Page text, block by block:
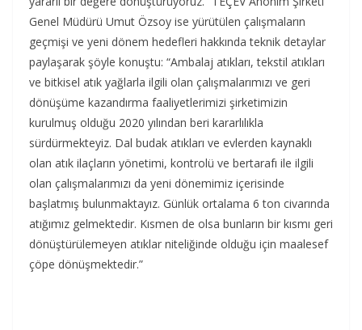
Genel Müdürü Umut Özsoy ise yürütülen çalışmaların
geçmişi ve yeni dönem hedefleri hakkında teknik detaylar
paylaşarak şöyle konuştu: “Ambalaj atıkları, tekstil atıkları
ve bitkisel atık yağlarla ilgili olan çalışmalarımızı ve geri
dönüşüme kazandırma faaliyetlerimizi şirketimizin
kurulmuş olduğu 2020 yılından beri kararlılıkla
sürdürmekteyiz. Dal budak atıkları ve evlerden kaynaklı
olan atık ilaçların yönetimi, kontrolü ve bertarafı ile ilgili
olan çalışmalarımızı da yeni dönemimiz içerisinde
başlatmış bulunmaktayız. Günlük ortalama 6 ton civarında
atığımız gelmektedir. Kısmen de olsa bunların bir kısmı geri
dönüştürülemeyen atıklar niteliğinde olduğu için maalesef
çöpe dönüşmektedir.”